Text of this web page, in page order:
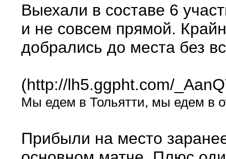
Выехали в составе 6
и не совсем прямой.
добрались до места без
(http://lh5.ggpht.com/
Мы едем в Тольятти, мы едем в
Прибыли на место